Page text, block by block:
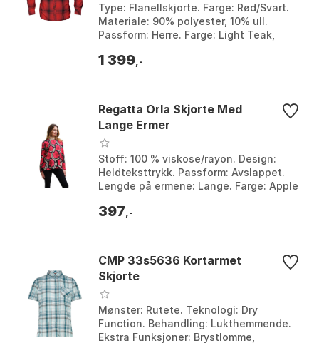
Type: Flanellskjorte. Farge: Rød/Svart.
Materiale: 90% polyester, 10% ull.
Passform: Herre. Farge: Light Teak,
green check,...
1 399 ,-
Regatta Orla Skjorte Med
Lange Ermer
Stoff: 100 % viskose/rayon. Design:
Heldteksttrykk. Passform: Avslappet.
Lengde på ermene: Lange. Farge: Apple
397 ,-
CMP 33s5636 Kortarmet
Skjorte
Mønster: Rutete. Teknologi: Dry
Function. Behandling: Lukthemmende.
Ekstra Funksjoner: Brystlomme,